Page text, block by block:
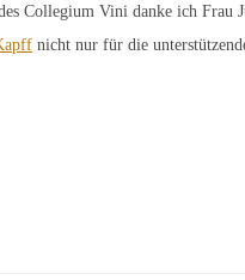
Collegium Vini danke ich Frau
nicht nur für die